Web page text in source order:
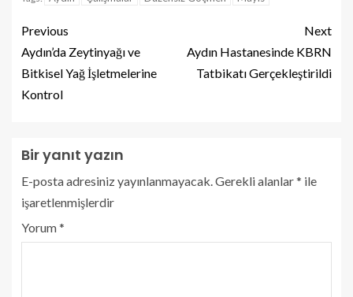
Previous
Aydın’da Zeytinyağı ve
Bitkisel Yağ İşletmelerine
Kontrol
Next
Aydın Hastanesinde KBRN
Tatbikatı Gerçekleştirildi
Bir yanıt yazın
E-posta adresiniz yayınlanmayacak.Gerekli alanlar* ile
işaretlenmişlerdir
Yorum*